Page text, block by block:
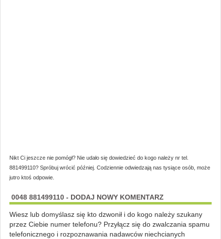
Nikt Ci jeszcze nie pomógł? Nie udało się dowiedzieć do kogo należy nr tel.
881499110? Spróbuj wrócić później. Codziennie odwiedzają nas tysiące osób, może
jutro ktoś odpowie.
0048 881499110 - DODAJ NOWY KOMENTARZ
Wiesz lub domyślasz się kto dzwonił i do kogo należy szukany
przez Ciebie numer telefonu? Przyłącz się do zwalczania spamu
telefonicznego i rozpoznawania nadawców niechcianych